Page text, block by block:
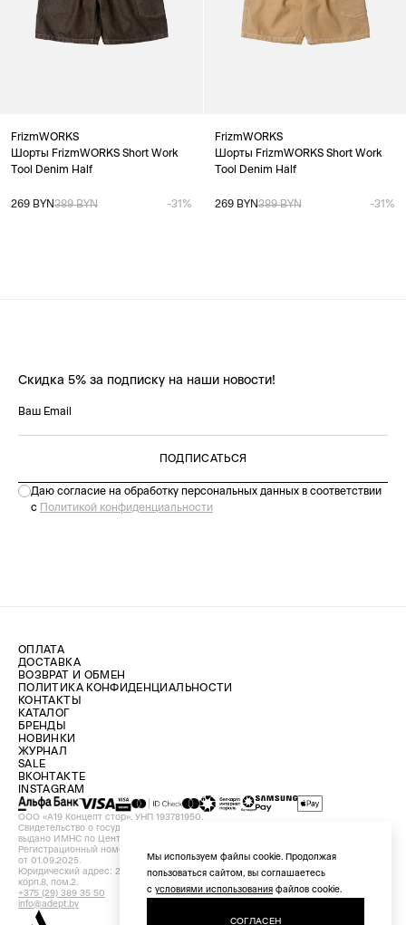
FrizmWORKS
Шорты FrizmWORKS Short Work
Tool Denim Half
269 BYN389 BYN -31%
FrizmWORKS
Шорты FrizmWORKS Short Work
Tool Denim Half
269 BYN389 BYN -31%
Скидка 5% за подписку на наши новости!
ПОДПИСАТЬСЯ
Даю согласие на обработку персональных данных в соответствии
с Политикой конфиденциальности
ООО «А19 Концепт стор». УНП 193781950.
Свидетельство о государственной регистрации №193781950 от 09.08.2024,
выдано ИМНС по Центральному району г. Минска.
Регистрационный номер в Торговом реестре Республики Беларусь №756898
от 01.09.2025.
Юридический адрес: 220029, Республика Беларусь, г. Минск, ул. Красная, д.7,
корп.8, пом.2.
+375 (29) 389 35 50
info@adept.by
ОПЛАТА
ДОСТАВКА
ВОЗВРАТ И ОБМЕН
ПОЛИТИКА КОНФИДЕНЦИАЛЬНОСТИ
КОНТАКТЫ
ВКОНТАКТЕ
INSTAGRAM
КАТАЛОГ
БРЕНДЫ
НОВИНКИ
ЖУРНАЛ
SALE
Мы используем файлы cookie. Продолжая
пользоваться сайтом, вы соглашаетесь
с условиями использования файлов cookie.
СОГЛАСЕН